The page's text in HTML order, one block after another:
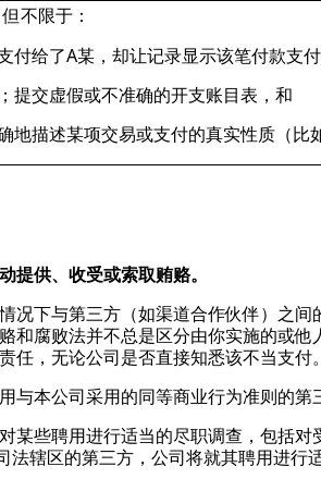
不限于：
付给了A某，却让记录显示该笔付款支付
提交虚假或不准确的开支账目表，和
地描述某项交易或支付的真实性质（比
提供、收受或索取贿赂。
况下与第三方（如渠道合作伙伴）之
和腐败法并不总是区分由你实施的或
任，无论公司是否直接知悉该不当支付。
与本公司采用的同等商业行为准则的第
某些聘用进行适当的尽职调查，包括
辖区的第三方，公司将就其聘用进行